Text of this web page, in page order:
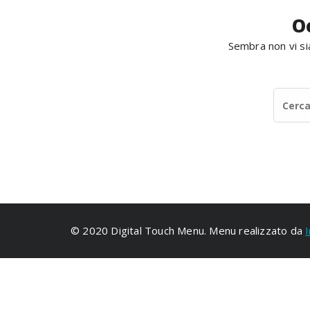
Sembra non vi
© 2020 Digital Touch Menu. Menu realizzato da